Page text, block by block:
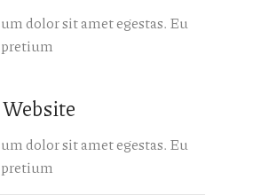
dolor sit amet egestas. Eu
dolor sit amet egestas. Eu